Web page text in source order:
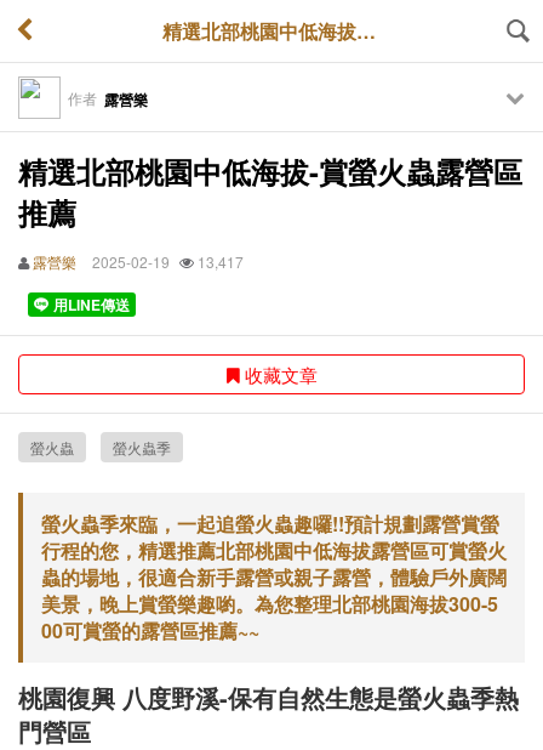
精選北部桃園中低海拔-賞螢火蟲露營區推薦
作者 露營樂
精選北部桃園中低海拔-賞螢火蟲露營區
推薦
露營樂 2025-02-19 13,417
用LINE傳送
收藏文章
螢火蟲 螢火蟲季
螢火蟲季來臨，一起追螢火蟲趣囉!!預計規劃露營賞螢
行程的您，精選推薦北部桃園中低海拔露營區可賞螢火
蟲的場地，很適合新手露營或親子露營，體驗戶外廣闊
美景，晚上賞螢樂趣喲。為您整理北部桃園海拔300-5
00可賞螢的露營區推薦~~
桃園復興 八度野溪-保有自然生態是螢火蟲季熱
門營區